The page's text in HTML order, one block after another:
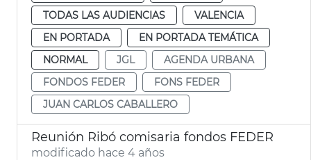
TODAS LAS AUDIENCIAS
VALENCIA
EN PORTADA
EN PORTADA TEMÁTICA
NORMAL
JGL
AGENDA URBANA
FONDOS FEDER
FONS FEDER
JUAN CARLOS CABALLERO
Reunión Ribó comisaria fondos FEDER
modificado hace 4 años